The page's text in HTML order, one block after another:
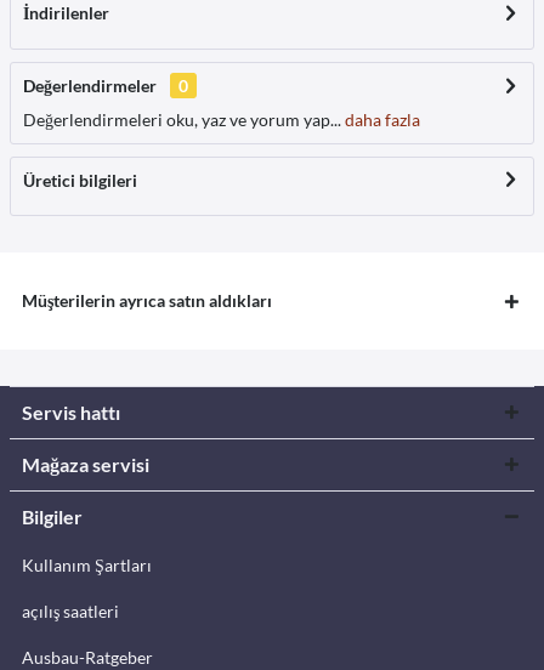
İndirilenler
Değerlendirmeler
0
Değerlendirmeleri oku, yaz ve yorum yap...daha fazla
Üretici bilgileri
Müşterilerin ayrıca satın aldıkları
Servis hattı
Mağaza servisi
Bilgiler
Kullanım Şartları
açılış saatleri
Ausbau-Ratgeber